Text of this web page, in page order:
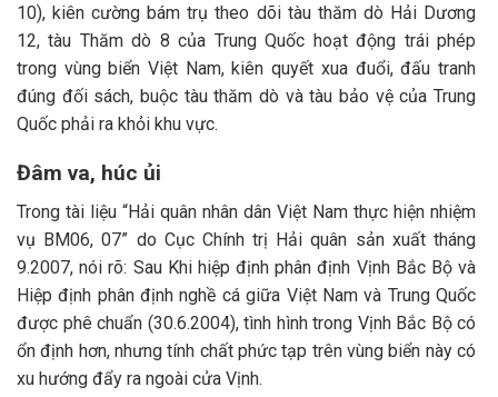
10), kiên cường bám trụ theo dõi tàu thăm dò Hải Dương
12, tàu Thăm dò 8 của Trung Quốc hoạt động trái phép
trong vùng biển Việt Nam, kiên quyết xua đuổi, đấu tranh
đúng đối sách, buộc tàu thăm dò và tàu bảo vệ của Trung
Quốc phải ra khỏi khu vực.
Đâm va, húc ủi
Trong tài liệu “Hải quân nhân dân Việt Nam thực hiện nhiệm
vụ BM06, 07” do Cục Chính trị Hải quân sản xuất tháng
9.2007, nói rõ: Sau Khi hiệp định phân định Vịnh Bắc Bộ và
Hiệp định phân định nghề cá giữa Việt Nam và Trung Quốc
được phê chuẩn (30.6.2004), tình hình trong Vịnh Bắc Bộ có
ổn định hơn, nhưng tính chất phức tạp trên vùng biển này có
xu hướng đẩy ra ngoài cửa Vịnh.